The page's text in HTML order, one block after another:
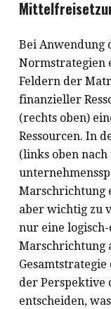
Bei Anwendung
Normstrategien
Feldern der
finanzieller
(rechts oben)
Ressourcen. In
(links oben
Marschrichtung
aber wichtig zu
nur eine
Marschrichtung
der Perspektive
entscheiden,